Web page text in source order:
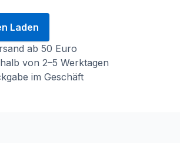
Laden
ab 50 Euro
von 2–5 Werktagen
im Geschäft